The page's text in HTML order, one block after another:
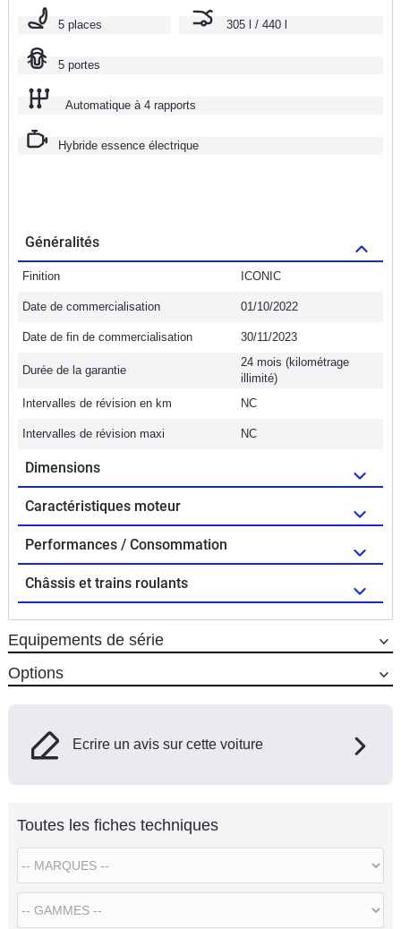
5 places 305 l / 440 l
5 portes
Automatique à 4 rapports
Hybride essence électrique
Généralités
Finition ICONIC
Date de commercialisation 01/10/2022
Date de fin de commercialisation 30/11/2023
Durée de la garantie
24 mois (kilométrage
illimité)
Intervalles de révision en km
NC
Intervalles de révision maxi NC
Dimensions
Caractéristiques moteur
Performances / Consommation
Châssis et trains roulants
Equipements de série
Options
Ecrire un avis sur cette voiture
Toutes les fiches techniques